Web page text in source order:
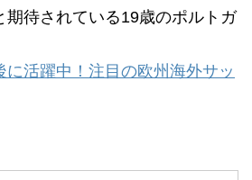
期待されている19歳のポルトガ
に活躍中！注目の欧州海外サッ